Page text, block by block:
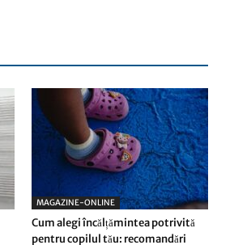
MAGAZINE-ONLINE
Cum alegi încălțămintea potrivită
pentru copilul tău: recomandări